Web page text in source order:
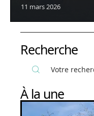
11 mars 2026
Recherche
À la une